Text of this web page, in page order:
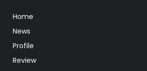
Home
News
Profile
Review